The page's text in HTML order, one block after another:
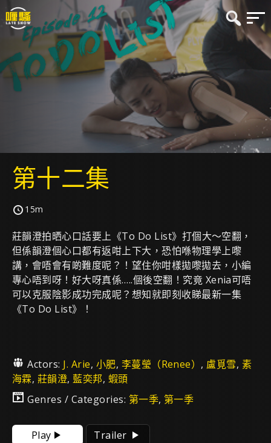
第十二集
15m
莊韻澄拍晒心口話要上《To Do List》打個大～空翻，
但係韻澄個心口都有返咁上下大，恐怕喺物理學上嚟
講，會唔會有啲難度呢？！望住你咁樣拋嚟拋去，小編
專心唔到呀！好大呀真係…..個後空翻！究竟 Xenia可唔
可以克服陰影成功完成呢？想知就即刻收睇最新一集
《To Do List》！
Actors: J. Arie, 小肥, 李蔓瑩（Renee） , 盧覓雪, 素
海霖, 莊韻澄,藍奕邦, 蝦頭
Genres / Categories: 第一季, 第一季
Play Trailer